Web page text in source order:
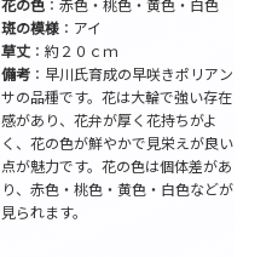
花の色 ：赤色・桃色・黄色・白色
斑の模様 ：アイ
草丈 ：約２０ｃｍ
備考 ：早川氏育成の早咲きポリアン
サの品種です。花は大輪で強い存在
感があり、花弁が厚く花持ちがよ
く、花の色が鮮やかで見栄えが良い
点が魅力です。花の色は個体差があ
り、赤色・桃色・黄色・白色などが
見られます。